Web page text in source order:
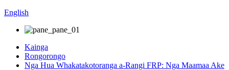
English
Kainga
Rongorongo
Nga Hua Whakatakotoranga a-Rangi FRP: Nga Maamaa Ake